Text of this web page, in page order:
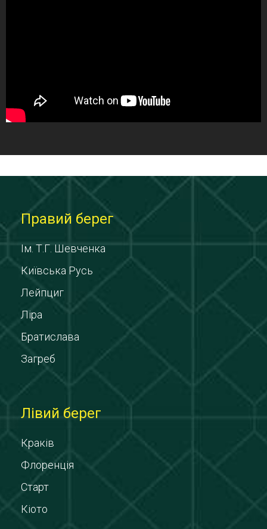
Правий берег
Ім. Т.Г. Шевченка
Київська Русь
Лейпциг
Ліра
Братислава
Загреб
Лівий берег
Краків
Флоренція
Старт
Кіото